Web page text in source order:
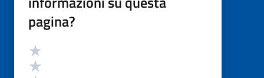
pagina?
Valutazione